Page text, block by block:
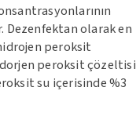
olarak en
peroksit
peroksit çözeltisi
su içerisinde %3